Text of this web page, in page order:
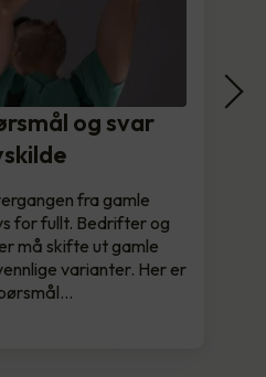
og svar
fra gamle
for fullt. Bedrifter og
må skifte ut gamle
varianter. Her er